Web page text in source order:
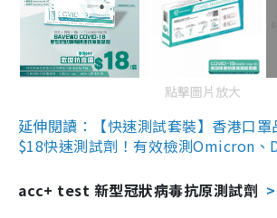
點擊圖片放大
延伸閱讀：【快速測試套裝】香港口
$18快速測試劑！有效檢測Omicron、
acc+ test 新型冠狀病毒抗原測試劑